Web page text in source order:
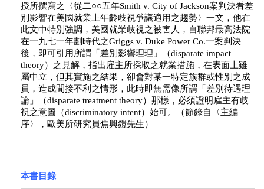
授所撰寫之〈從二○○五年Smith v. City of Jackson案判決看差
別影響在美國就業上年齡歧視爭議適用之趨勢〉一文，他在
此文中特別強調，美國就業歧視之被害人，自聯邦最高法院
在一九七一年劃時代之Griggs v. Duke Power Co.一案判決
後，即可引用所謂「差別影響理理」（disparate impact
theory）之見解，指出雇主所採取之就業措施，在表面上雖
屬中立，但其實施之結果，卻會對某一特定族群或性別之成
員，造成間接不利之情形，此時即無需像所謂「差別待遇理
論」（disparate treatment theory）那樣，必須證明雇主有歧
視之意圖（discriminatory intent）始可。（節錄自〈主編
序〉，歐美所研究員焦興鎧先生）
本書目錄